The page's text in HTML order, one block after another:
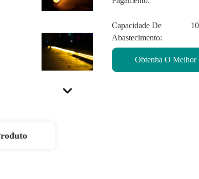
Capacidade De
Abastecimento:
Obtenha O Melhor